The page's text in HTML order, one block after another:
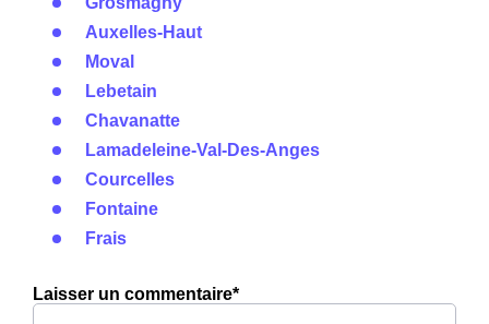
Auxelles-Haut
Moval
Lebetain
Chavanatte
Lamadeleine-Val-Des-Anges
Courcelles
Fontaine
Frais
Laisser un commentaire*